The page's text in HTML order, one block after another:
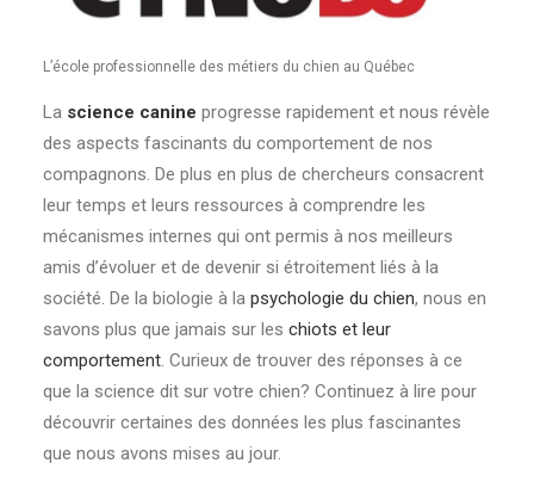
L’école professionnelle des métiers du chien au Québec
La science canine progresse rapidement et nous révèle
des aspects fascinants du comportement de nos
compagnons. De plus en plus de chercheurs consacrent
leur temps et leurs ressources à comprendre les
mécanismes internes qui ont permis à nos meilleurs
amis d’évoluer et de devenir si étroitement liés à la
société. De la biologie à la psychologie du chien, nous en
savons plus que jamais sur les chiots et leur
comportement. Curieux de trouver des réponses à ce
que la science dit sur votre chien? Continuez à lire pour
découvrir certaines des données les plus fascinantes
que nous avons mises au jour.